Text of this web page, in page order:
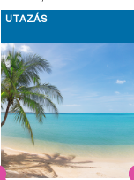
segítségével.
UTAZÁS